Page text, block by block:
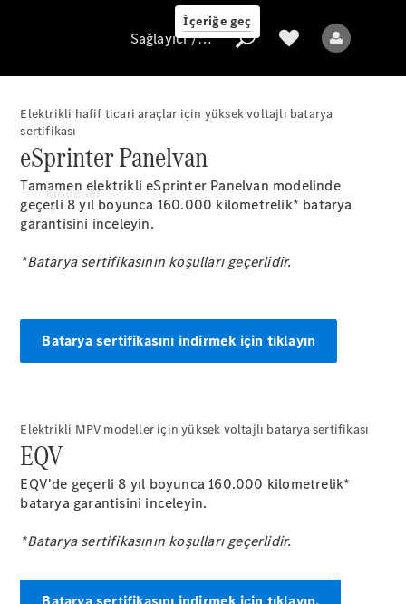
İçeriğe geç
Sağlayıcı / Veri
koruması
Modeller
Tüm Modeller
Sprinter
Sağlayıcı / Veri koruması
Elektrikli hafif ticari araçlar için yüksek voltajlı batarya
sertifikası
eSprinter Panelvan
Tamamen elektrikli eSprinter Panelvan modelinde
geçerli 8 yıl boyunca 160.000 kilometrelik* batarya
garantisini inceleyin.
*Batarya sertifikasının koşulları geçerlidir.
Batarya sertifikasını indirmek için tıklayın
Elektrikli MPV modeller için yüksek voltajlı batarya sertifikası
EQV
EQV'de geçerli 8 yıl boyunca 160.000 kilometrelik*
batarya garantisini inceleyin.
*Batarya sertifikasının koşulları geçerlidir.